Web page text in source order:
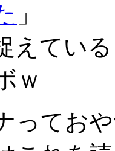
」
えてい
ｗ
ってお